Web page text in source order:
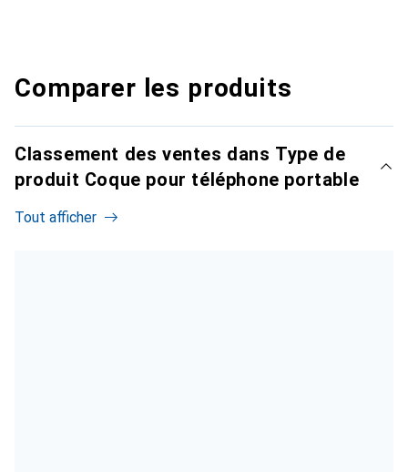
Comparer les produits
Classement des ventes dans Type de
produit Coque pour téléphone portable
Tout afficher